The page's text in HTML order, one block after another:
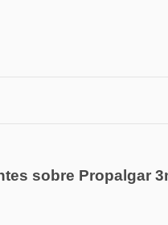
sobre Propalgar